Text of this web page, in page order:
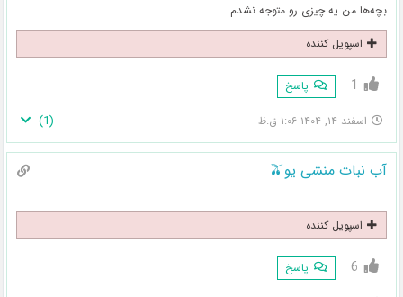
بچه‌ها من یه چیزی رو متوجه نشدم
اسپویل کننده
1 پاسخ
اسفند ۱۴, ۱۴۰۴ ۱:۰۶ ق.ظ (
1
)
آب نبات منشی یو🫒
اسپویل کننده
6 پاسخ